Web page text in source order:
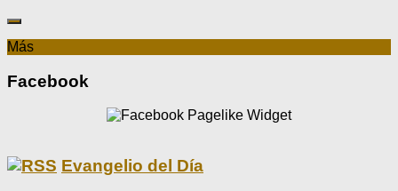
Más
Facebook
Evangelio del Día